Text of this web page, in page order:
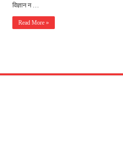
संरक्षण का संदेश, कांकेर में जागरूकता कार्यक्रम
विज्ञान न …
Read More »